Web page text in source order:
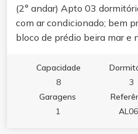
(2° andar) Apto 03
com ar condicionado; bem
bloco de prédio beira mar e
da cozinha; geladeira,
lavadora de roupa, fogão
com churrasqueira, TV,
privativa (não cabe
Capacidade
8
3
Garagens
1